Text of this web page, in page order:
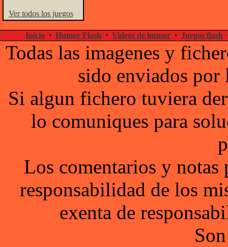
Ver todos los juegos
Inicio · Humor Flash · Videos de humor · Juegos flash
Todas las imagenes y
sido enviados por
Si algun fichero tuviera
lo comuniques para
Los comentarios y notas
responsabilidad de los
exenta de